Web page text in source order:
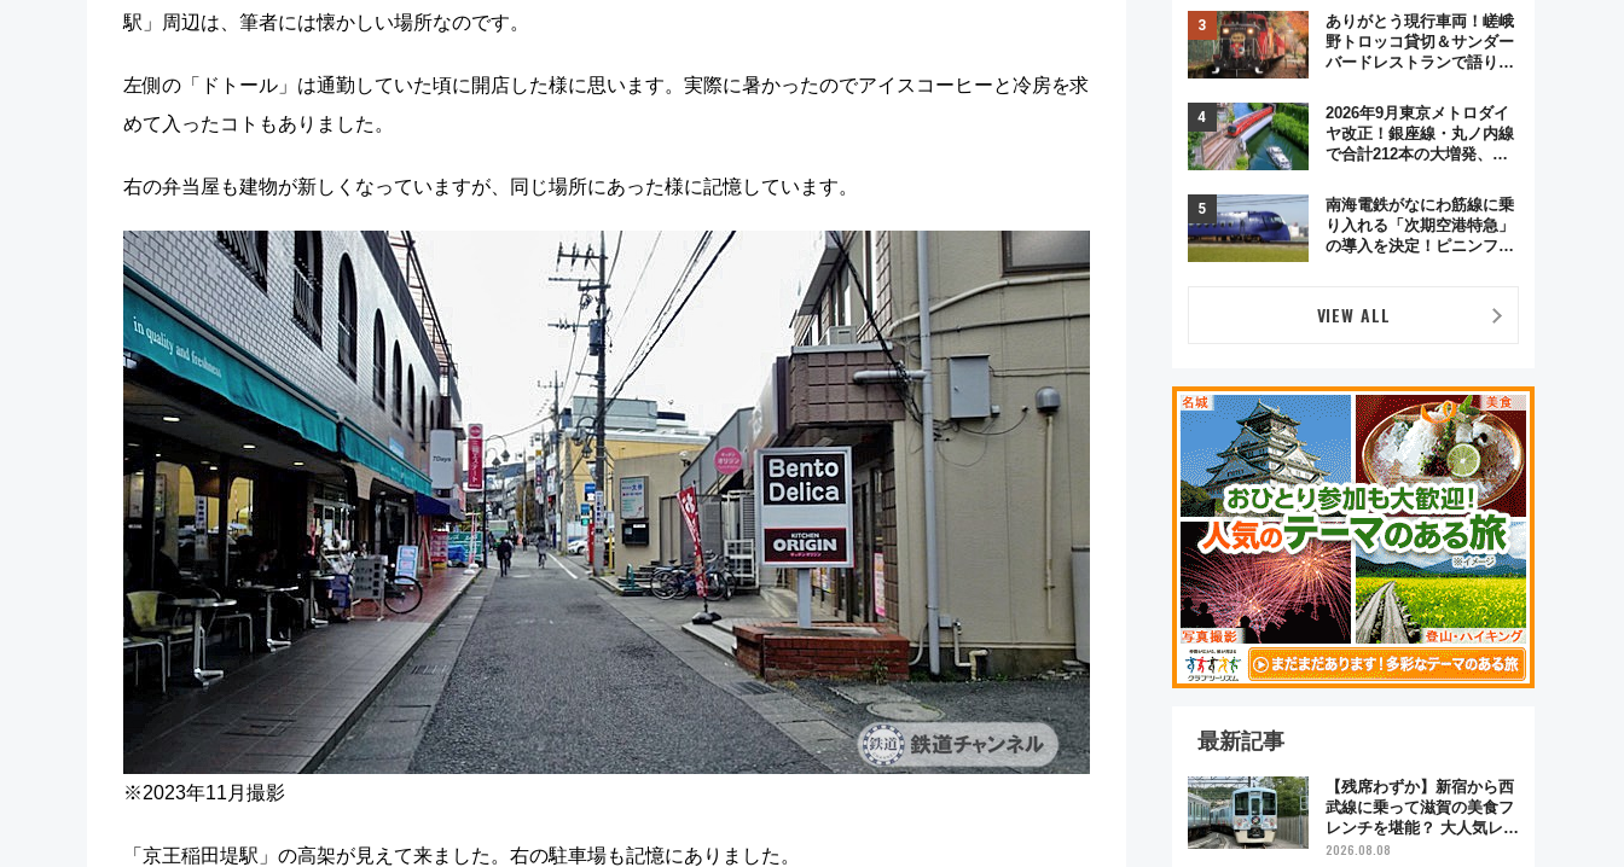
駅」周辺は、筆者には懐かしい場所なのです。
左側の「ドトール」は通勤していた頃に開店した様に思います。実際に暑かったのでアイスコーヒーと冷房を求
めて入ったコトもありました。
右の弁当屋も建物が新しくなっていますが、同じ場所にあった様に記憶しています。
※2023年11月撮影
「京王稲田堤駅」の高架が見えて来ました。右の駐車場も記憶にありました。
オムライス専門店「肉とた
まご」新グルメ続々登場！
【2026年8月】
ありがとう現行車両！嵯峨
野トロッコ貸切＆サンダー
バードレストランで語り合
原トシヒロと行く！9月13
日「京都の鉄道満喫ツア
ー」開催
2026年9月東京メトロダイ
ヤ改正！銀座線・丸ノ内線
で合計212本の大増発、混
南海電鉄がなにわ筋線に乗
り入れる「次期空港特急」
の導入を決定！ピニンファ
VIEW ALL
最新記事
【残席わずか】新宿から西
武線に乗って滋賀の美食フ
レンチを堪能？ 大人気レス
トラン列車「52席の至福」
2026.08.08